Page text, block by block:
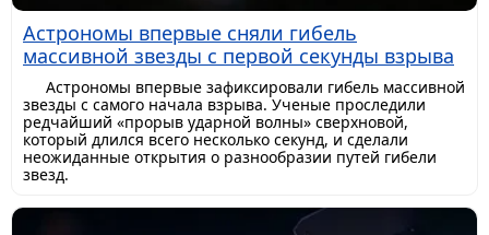
Астрономы впервые сняли гибель
массивной звезды с первой секунды взрыва
Астрономы впервые зафиксировали гибель массивной
звезды с самого начала взрыва. Ученые проследили
редчайший «прорыв ударной волны» сверхновой,
который длился всего несколько секунд, и сделали
неожиданные открытия о разнообразии путей гибели
звезд.